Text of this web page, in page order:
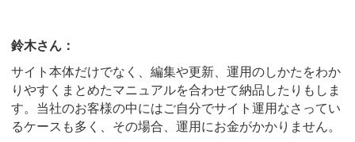
鈴木さん：
サイト本体だけでなく、編集や更新、運用のしかたをわか
りやすくまとめたマニュアルを合わせて納品したりもしま
す。当社のお客様の中にはご自分でサイト運用なさってい
るケースも多く、その場合、運用にお金がかかりません。